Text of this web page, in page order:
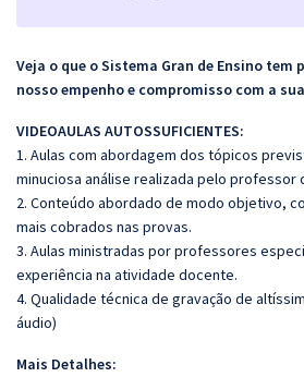
Veja o que o Sistema Gran de Ensino tem
nosso empenho e compromisso com a
VIDEOAULAS AUTOSSUFICIENTES:
1. Aulas com abordagem dos tópicos
minuciosa análise realizada pelo professor
2. Conteúdo abordado de modo objetivo,
mais cobrados nas provas.
3. Aulas ministradas por professores
experiência na atividade docente.
4. Qualidade técnica de gravação de
áudio)
Mais Detalhes: